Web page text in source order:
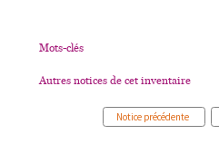
Mots-clés
Autres notices de cet inventaire
Notice précédente